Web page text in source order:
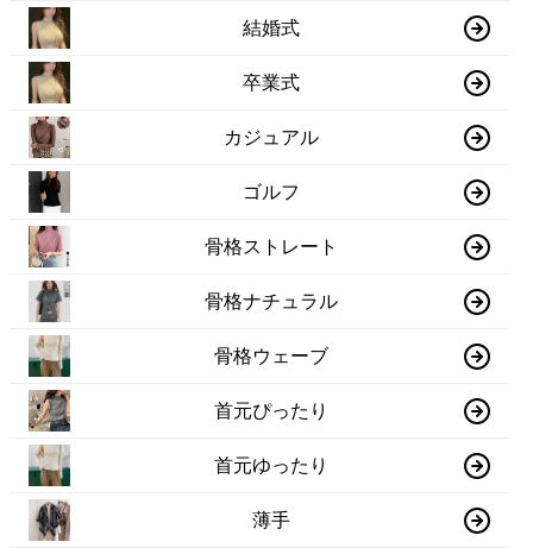
結婚式
卒業式
カジュアル
ゴルフ
骨格ストレート
骨格ナチュラル
骨格ウェーブ
首元ぴったり
首元ゆったり
薄手